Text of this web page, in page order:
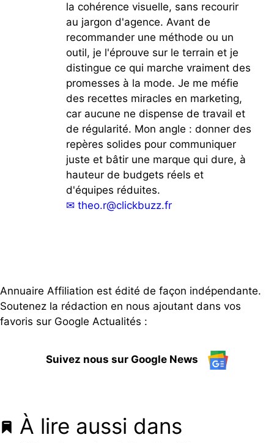
la cohérence visuelle, sans recourir
au jargon d'agence. Avant de
recommander une méthode ou un
outil, je l'éprouve sur le terrain et je
distingue ce qui marche vraiment des
promesses à la mode. Je me méfie
des recettes miracles en marketing,
car aucune ne dispense de travail et
de régularité. Mon angle : donner des
repères solides pour communiquer
juste et bâtir une marque qui dure, à
hauteur de budgets réels et
d'équipes réduites.
✉ theo.r@clickbuzz.fr
Annuaire Affiliation est édité de façon indépendante.
Soutenez la rédaction en nous ajoutant dans vos
favoris sur Google Actualités :
Suivez nous sur Google News
À lire aussi dans